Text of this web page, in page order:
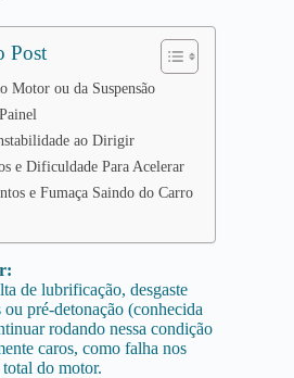
Post
Motor ou da Suspensão
ao Dirigir
e Dificuldade Para Acelerar
e Fumaça Saindo do Carro
de lubrificação, desgaste
pré-detonação (conhecida
rodando nessa condição
caros, como falha nos
do motor.